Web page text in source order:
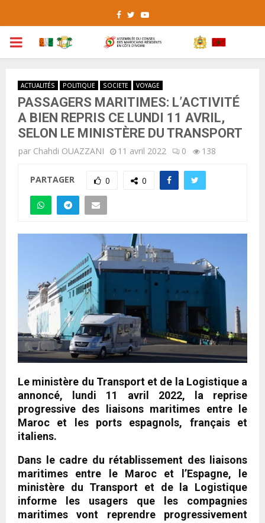
Facebook
TwitterYoutube
PRIMARY
ACTUALITÉS POLITIQUE SOCIETE VOYAGE
PASSAGERS MARITIMES: L’ACTIVITÉ
A BIEN REPRIS CE LUNDI 11 AVRIL,
SELON LE MINISTÈRE DU TRANSPORT
par Chahdi OUAZZANI 11 avril 2022 0 138
PARTAGER 0 0
Le ministère du Transport et de la Logistique a
annoncé, lundi 11 avril 2022, la reprise
progressive des liaisons maritimes entre le
Maroc et les ports espagnols, français et
italiens.
Dans le cadre du rétablissement des liaisons
maritimes entre le Maroc et l’Espagne, le
ministère du Transport et de la Logistique
informe les usagers que les compagnies
maritimes vont reprendre progressivement